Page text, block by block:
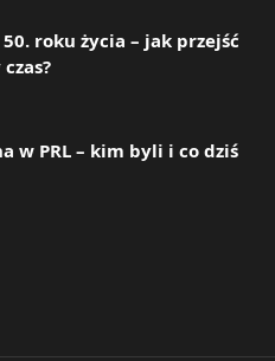
roku życia – jak przejść
w PRL – kim byli i co dziś